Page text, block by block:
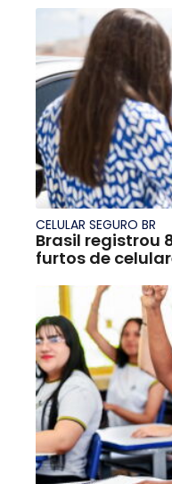
CELULAR SEGURO BR
Brasil registrou
furtos de